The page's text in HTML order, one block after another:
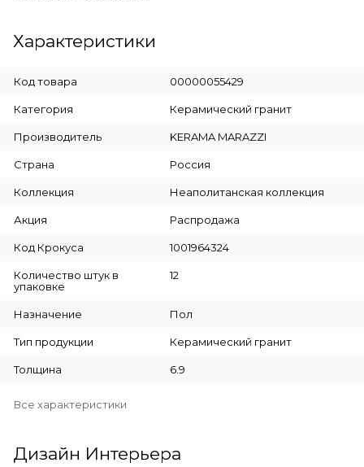
Характеристики
Код товара 00000055429
Категория Керамический гранит
Производитель KERAMA MARAZZI
Страна Россия
Коллекция Неаполитанская коллекция
Акция Распродажа
Код Крокуса 1001964324
Количество штук в
упаковке
12
Назначение Пол
Тип продукции Керамический гранит
Толщина 6.9
Все характеристики
Дизайн Интерьера